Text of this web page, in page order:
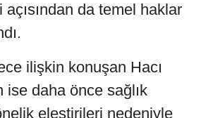
da temel haklar
ilişkin konuşan Hacı
ise daha önce sağlık
eleştirileri nedeniyle